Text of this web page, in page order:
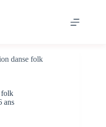
danse folk
folk
ans